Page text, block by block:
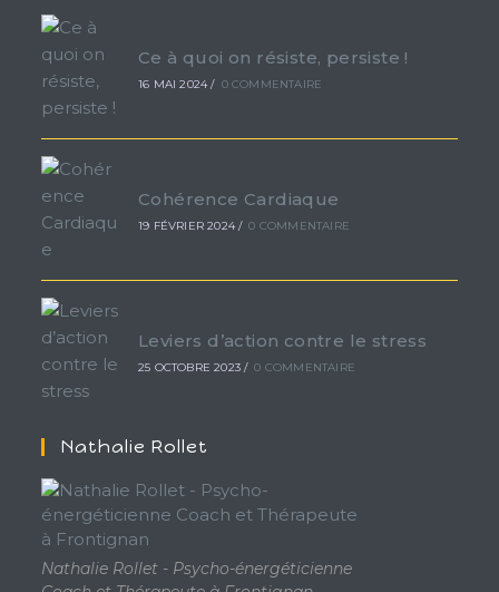
Ce à quoi on résiste, persiste !
16 MAI 2024 / 0 COMMENTAIRE
Cohérence Cardiaque
19 FÉVRIER 2024 / 0 COMMENTAIRE
Leviers d’action contre le stress
25 OCTOBRE 2023 / 0 COMMENTAIRE
Nathalie Rollet
Nathalie Rollet - Psycho-énergéticienne